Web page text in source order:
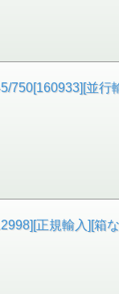
750[160933][並行
正規輸入][箱